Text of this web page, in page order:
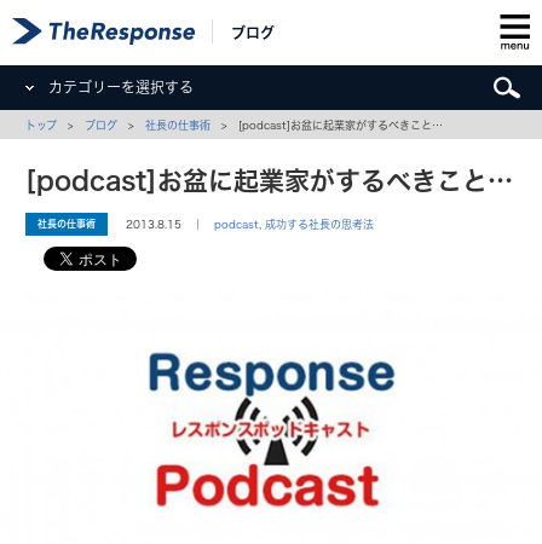
ブログ
カテゴリーを選択する
トップ > ブログ >社長の仕事術 > [podcast]お盆に起業家がするべきこと…
[podcast]お盆に起業家がするべきこと…
社長の仕事術 2013.8.15 ｜podcast 成功する社長の思考法